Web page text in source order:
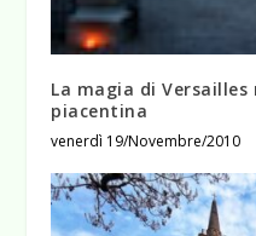
La magia di Versailles
piacentina
venerdì 19/Novembre/2010